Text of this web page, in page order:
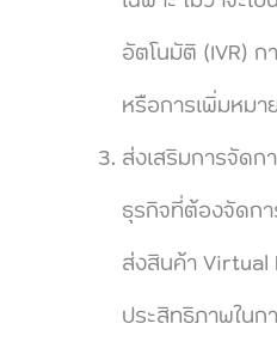
อัตโนมัติ (IVR)
หรือการเพิ่มหมา
ส่งเสริมการจัด
ธุรกิจที่ต้องจัดก
ส่งสินค้า Virtual
ประสิทธิภาพในก